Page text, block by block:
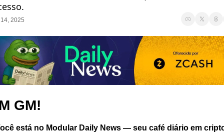
2025
GM!
está no Modular Daily News — seu café diário em